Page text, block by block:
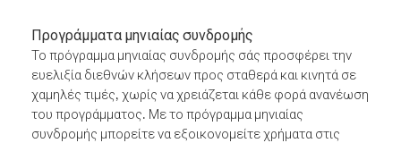
Προγράμματα μηνιαίας συνδρομής
Το πρόγραμμα μηνιαίας συνδρομής σάς προσφέρει την
ευελιξία διεθνών κλήσεων προς σταθερά και κινητά σε
χαμηλές τιμές, χωρίς να χρειάζεται κάθε φορά ανανέωση
του προγράμματος. Με το πρόγραμμα μηνιαίας
συνδρομής μπορείτε να εξοικονομείτε χρήματα στις